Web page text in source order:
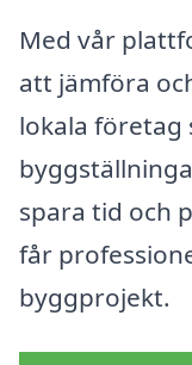
Med vår
att jämföra
lokala företag
spara tid och
får
byggprojekt.